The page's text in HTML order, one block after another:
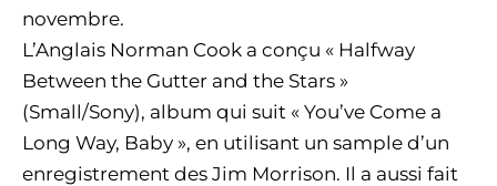
novembre.
L’Anglais Norman Cook a conçu « Halfway
Between the Gutter and the Stars »
(Small/Sony), album qui suit « You’ve Come a
Long Way, Baby », en utilisant un sample d’un
enregistrement des Jim Morrison. Il a aussi fait